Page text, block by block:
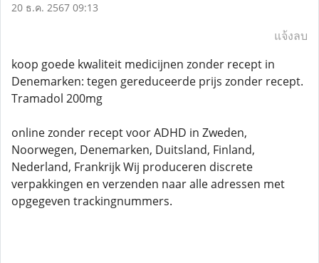
20 ธ.ค. 2567 09:13
แจ้งลบ
koop goede kwaliteit medicijnen zonder recept in
Denemarken: tegen gereduceerde prijs zonder recept.
Tramadol 200mg
online zonder recept voor ADHD in Zweden,
Noorwegen, Denemarken, Duitsland, Finland,
Nederland, Frankrijk Wij produceren discrete
verpakkingen en verzenden naar alle adressen met
opgegeven trackingnummers.